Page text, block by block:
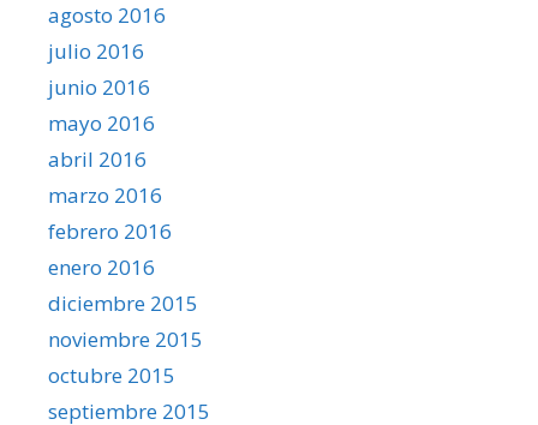
agosto 2016
julio 2016
junio 2016
mayo 2016
abril 2016
marzo 2016
febrero 2016
enero 2016
diciembre 2015
noviembre 2015
octubre 2015
septiembre 2015